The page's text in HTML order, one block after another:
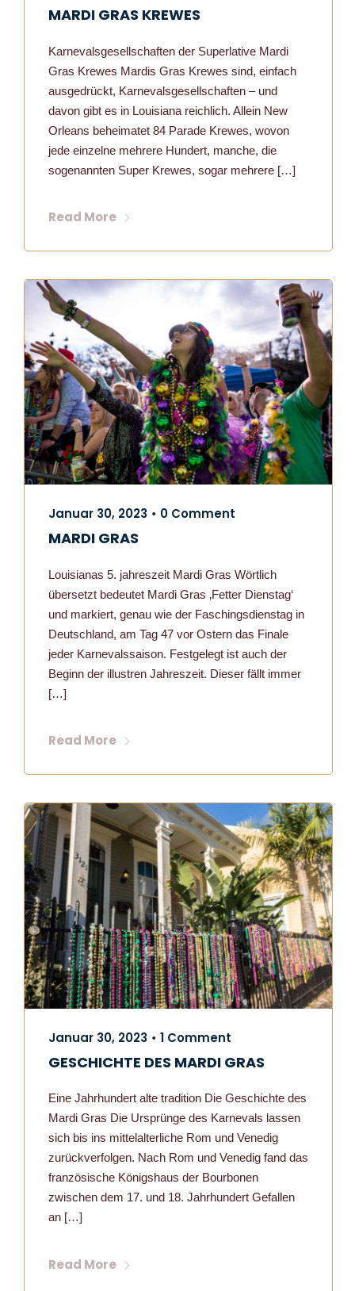
MARDI GRAS KREWES
Karnevalsgesellschaften der Superlative Mardi
Gras Krewes Mardis Gras Krewes sind, einfach
ausgedrückt, Karnevalsgesellschaften – und
davon gibt es in Louisiana reichlich. Allein New
Orleans beheimatet 84 Parade Krewes, wovon
jede einzelne mehrere Hundert, manche, die
sogenannten Super Krewes, sogar mehrere […]
Read More
Januar 30, 2023 • 0 Comment
MARDI GRAS
Louisianas 5. jahreszeit Mardi Gras Wörtlich
übersetzt bedeutet Mardi Gras ‚Fetter Dienstag‘
und markiert, genau wie der Faschingsdienstag in
Deutschland, am Tag 47 vor Ostern das Finale
jeder Karnevalssaison. Festgelegt ist auch der
Beginn der illustren Jahreszeit. Dieser fällt immer
[…]
Read More
Januar 30, 2023 • 1 Comment
GESCHICHTE DES MARDI GRAS
Eine Jahrhundert alte tradition Die Geschichte des
Mardi Gras Die Ursprünge des Karnevals lassen
sich bis ins mittelalterliche Rom und Venedig
zurückverfolgen. Nach Rom und Venedig fand das
französische Königshaus der Bourbonen
zwischen dem 17. und 18. Jahrhundert Gefallen
an […]
Read More